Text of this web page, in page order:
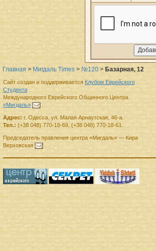
Главная > Мигдаль Times > №120 > Базарная, 12
Сайт создан и поддерживается Клубом Еврейского
Студента
Международного Еврейского Общинного Центра
«Мигдаль»
.
Адрес: г. Одесса, ул. Малая Арнаутская, 46-а.
Тел.: (+38 048) 770-18-69, (+38 048) 770-18-61.
Председатель правленияцентра «Мигдаль»— Кира
Верховская
.